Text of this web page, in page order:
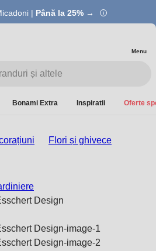
| Până la 25% →
până la 40% →
Menu
Bonami Extra Inspiratii Oferte
Flori și ghivece